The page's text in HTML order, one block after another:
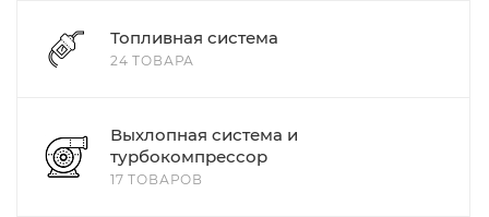
Топливная система
24 ТОВАРА
Выхлопная система и
турбокомпрессор
17 ТОВАРОВ